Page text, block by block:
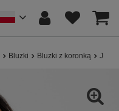
Bluzki Bluzki z koronką